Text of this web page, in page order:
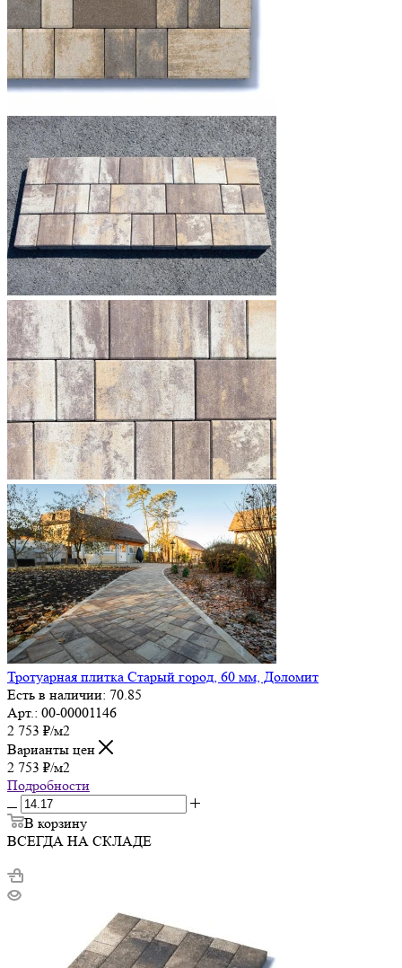
Тротуарная плитка Старый город, 60 мм, Доломит
Есть в наличии: 70.85
Арт.: 00-00001146
2 753 ₽/м2
Варианты цен
2 753 ₽/м2
Подробности
В корзину
ВСЕГДА НА СКЛАДЕ